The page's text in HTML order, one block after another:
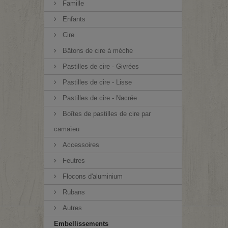
Famille
Enfants
Cire
Bâtons de cire à mèche
Pastilles de cire - Givrées
Pastilles de cire - Lisse
Pastilles de cire - Nacrée
Boîtes de pastilles de cire par
camaïeu
Accessoires
Feutres
Flocons d'aluminium
Rubans
Autres
Embellissements